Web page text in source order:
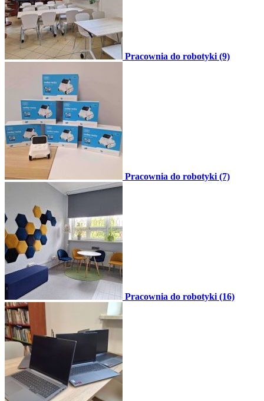
Pracownia do robotyki (9)
Pracownia do robotyki (7)
Pracownia do robotyki (16)